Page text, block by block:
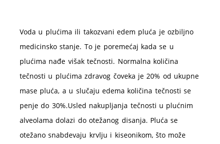
Voda u plućima ili takozvani edem pluća je ozbiljno
medicinsko stanje. To je poremećaj kada se u
plućima nađe višak tečnosti. Normalna količina
tečnosti u plućima zdravog čoveka je 20% od ukupne
mase pluća, a u slučaju edema količina tečnosti se
penje do 30%.Usled nakupljanja tečnosti u plućnim
alveolama dolazi do otežanog disanja. Pluća se
otežano snabdevaju krvlju i kiseonikom, što može